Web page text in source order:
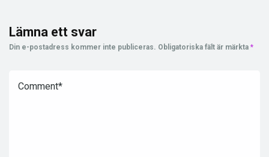
Lämna ett svar
Din e-postadress kommer inte publiceras. Obligatoriska fält är märkta *